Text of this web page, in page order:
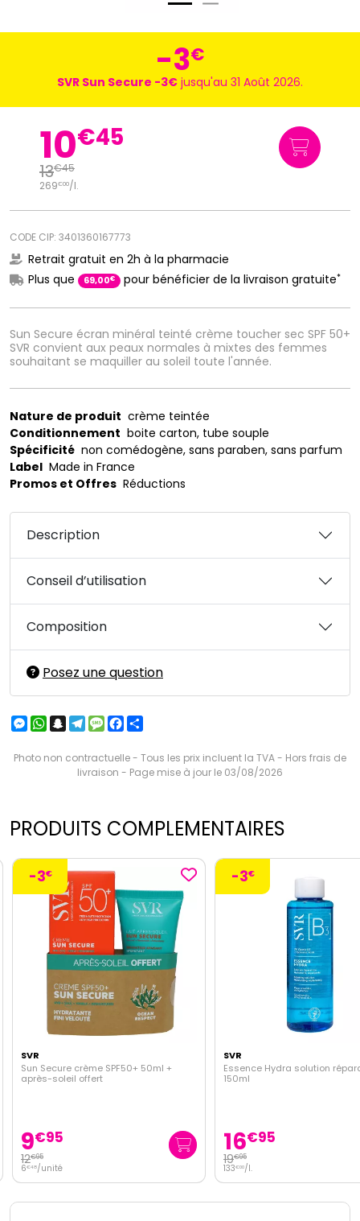
Sun Secure écran minéral teinté crème toucher sec SPF 50+
SVR convient aux peaux normales à mixtes des femmes
souhaitant se maquiller au soleil toute l'année.
-3€
SVR Sun Secure -3€ jusqu'au 31 Août 2026.
10€45
13€45
269€00/l.
CODE CIP: 3401360167773
Retrait gratuit en 2h à la pharmacie
Plus que
69,00€ pour bénéficier de la livraison gratuite*
Nature de produit crème teintée
Conditionnement boite carton, tube souple
Spécificité non comédogène, sans paraben, sans parfum
Label Made in France
Promos et Offres Réductions
Description
Conseil d’utilisation
Composition
Posez une question
Messenger
WhatsApp
Snapchat
Telegram
MessageFacebook
Photo non contractuelle - Tous les prix incluent la TVA - Hors frais de
livraison - Page mise à jour le 03/08/2026
PRODUITS COMPLEMENTAIRES
-3€
SVR
Sun Secure crème SPF50+ 50ml +
après-soleil offert
9€95
12€95
6€48/unité
-3€
SVR
Essence Hydra solution
150ml
16€95
19€95
133€00/l.